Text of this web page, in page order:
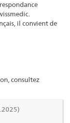
il convient de
consultez